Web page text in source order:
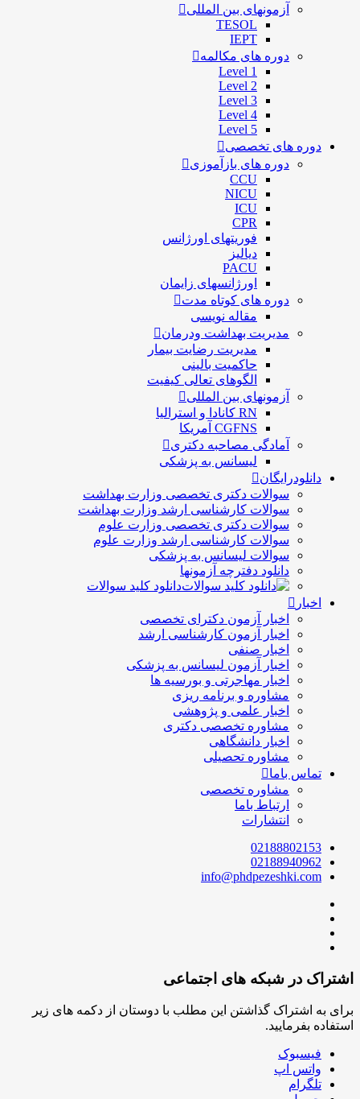
آزمونهای بین المللی
TESOL
IEPT
دوره های مکالمه
Level 1
Level 2
Level 3
Level 4
Level 5
دوره های تخصصی
دوره های بازآموزی
CCU
NICU
ICU
CPR
فوریتهای اورژانس
دیالیز
PACU
اورژانسهای زایمان
دوره های کوتاه مدت
مقاله نویسی
مدیریت بهداشت ودرمان
مديريت رضايت بيمار
حاكميت بالينی
الگوهای تعالی کيفيت
آزمونهای بین المللی
RN کانادا و استرالیا
CGFNS آمریکا
آمادگی مصاحبه دکتری
لیسانس به پزشکی
دانلودرایگان
سوالات دکتری تخصصی وزارت بهداشت
سوالات کارشناسی ارشد وزارت بهداشت
سوالات دکتری تخصصی وزارت علوم
سوالات کارشناسی ارشد وزارت علوم
سوالات لیسانس به پزشکی
دانلود دفترچه آزمونها
دانلود کلید سوالات
اخبار
اخبار آزمون دکترای تخصصی
اخبار آزمون کارشناسی ارشد
اخبار صنفی
اخبار آزمون لیسانس به پزشکی
اخبار مهاجرتی و بورسیه ها
مشاوره و برنامه ریزی
اخبار علمی و پژوهشی
مشاوره تخصصی دکتری
اخبار دانشگاهی
مشاوره تحصیلی
تماس باما
مشاوره تخصصی
ارتباط باما
انتشارات
02188802153
02188940962
info@phdpezeshki.com
اشتراک در شبکه های اجتماعی
برای به اشتراک گذاشتن این مطلب با دوستان از دکمه های زیر
استفاده بفرمایید.
فیسبوک
واتس اپ
تلگرام